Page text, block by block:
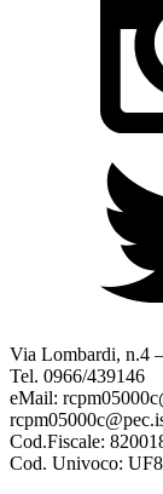
Via Lombardi, n.4
Tel. 0966/439146
eMail:
Cod.Fiscale:
Cod. Univoco: